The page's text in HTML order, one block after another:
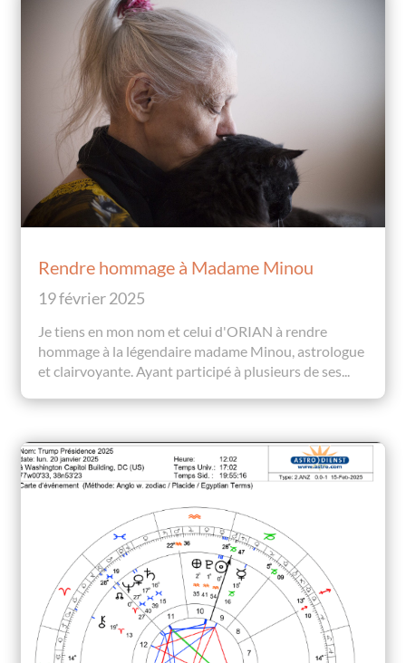
Rendre hommage à Madame Minou
19 février 2025
Je tiens en mon nom et celui d'ORIAN à rendre
hommage à la légendaire madame Minou, astrologue
et clairvoyante. Ayant participé à plusieurs de ses...